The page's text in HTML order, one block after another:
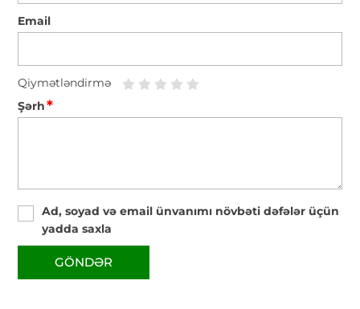
Email
Qiymətləndirmə
Şərh*
Ad, soyad və email ünvanımı növbəti dəfələr üçün
yadda saxla
GÖNDƏR